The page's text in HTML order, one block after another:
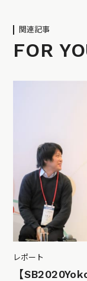
関連記事
FOR
レポート
【